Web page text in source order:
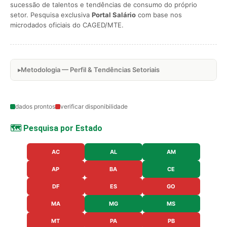
sucessão de talentos e tendências de consumo do próprio
setor. Pesquisa exclusiva Portal Salário com base nos
microdados oficiais do CAGED/MTE.
Metodologia — Perfil & Tendências Setoriais
dados prontos verificar disponibilidade
🗺️ Pesquisa por Estado
AC AL AM
AP BA CE
DF ES GO
MA MG MS
MT PA PB